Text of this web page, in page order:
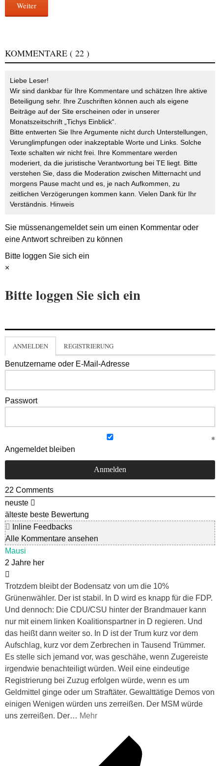
Weiter
KOMMENTARE ( 22 )
Liebe Leser!
Wir sind dankbar für Ihre Kommentare und schätzen Ihre aktive
Beteiligung sehr. Ihre Zuschriften können auch als eigene
Beiträge auf der Site erscheinen oder in unserer
Monatszeitschrift „Tichys Einblick“.
Bitte entwerten Sie Ihre Argumente nicht durch Unterstellungen,
Verunglimpfungen oder inakzeptable Worte und Links. Solche
Texte schalten wir nicht frei. Ihre Kommentare werden
moderiert, da die juristische Verantwortung bei TE liegt. Bitte
verstehen Sie, dass die Moderation zwischen Mitternacht und
morgens Pause macht und es, je nach Aufkommen, zu
zeitlichen Verzögerungen kommen kann. Vielen Dank für Ihr
Verständnis. Hinweis
Sie müssenangemeldetsein um einen Kommentar oder
eine Antwort schreiben zu können
Bitte loggen Sie sich ein
×
Bitte loggen Sie sich ein
ANMELDEN REGISTRIERUNG
Benutzername oder E-Mail-Adresse
Passwort
Angemeldet bleiben
22 Comments
neuste
älteste beste Bewertung
Inline Feedbacks
Alle Kommentare ansehen
Mausi
2 Jahre her
Trotzdem bleibt der Bodensatz von um die 10%
Grünenwähler. Der ist stabil. In D wird es knapp für die FDP.
Und dennoch: Die CDU/CSU hinter der Brandmauer kann
nur mit einem linken Koalitionspartner in D regieren. Und
das heißt dann weiter so. In D ist der Trum kurz vor dem
Aufschlag, kurz vor dem Zerbrechen in Tausend Trümmer.
Es stelle sich jemand vor, was geschähe, wenn Zugereiste
irgendwie benachteiligt würden. Weil eine eindeutige
Registrierung bei Zuzug erfolgen würde, wenn es um
Geldmittel ginge oder um Straftäter. Gewalttätige Demos von
einigen Wenigen würden uns zerreißen. Der MSM würde
uns zerreißen. Der… Mehr